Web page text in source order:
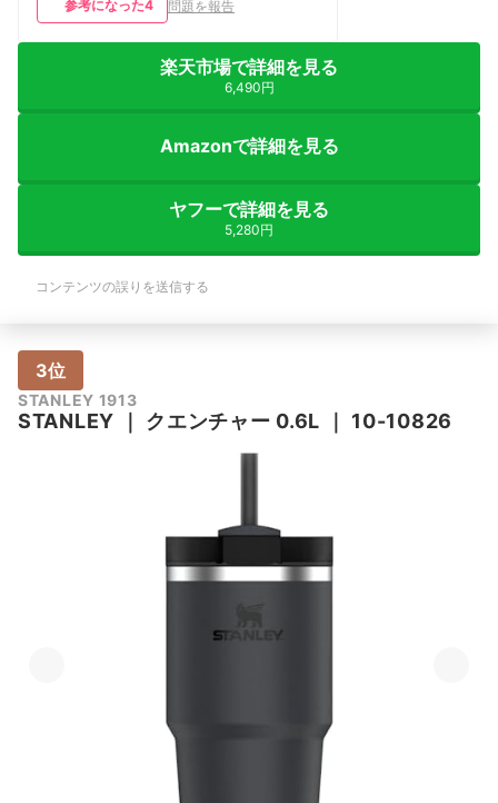
ので車のドリンクホルダーにフィットし
す。 リーズナブルとは言えませんが、
いいものであることは間違いないと思い
参考になった4 問題を報告
楽天市場で詳細を見る
6,490円
Amazonで詳細を見る
ヤフーで詳細を見る
5,280円
コンテンツの誤りを送信する
3位
STANLEY 1913
STANLEY ｜ クエンチャー 0.6L ｜ 10-10826